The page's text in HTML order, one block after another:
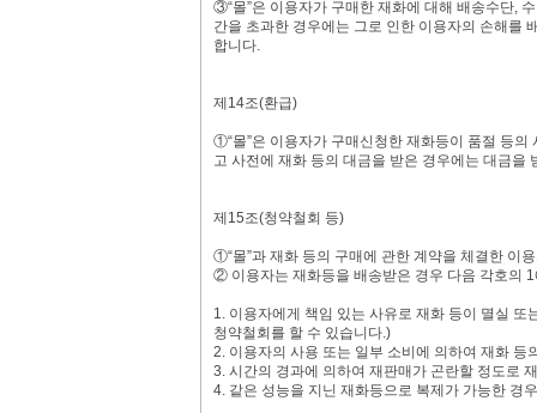
③“몰”은 이용자가 구매한 재화에 대해 배송수단,
간을 초과한 경우에는 그로 인한 이용자의 손해를
합니다.
제14조(환급)
①“몰”은 이용자가 구매신청한 재화등이 품절 등
고 사전에 재화 등의 대금을 받은 경우에는 대금을
제15조(청약철회 등)
①“몰”과 재화 등의 구매에 관한 계약을 체결한 이
② 이용자는 재화등을 배송받은 경우 다음 각호의
1. 이용자에게 책임 있는 사유로 재화 등이 멸실
청약철회를 할 수 있습니다.)
2. 이용자의 사용 또는 일부 소비에 의하여 재화 등
3. 시간의 경과에 의하여 재판매가 곤란할 정도로
4. 같은 성능을 지닌 재화등으로 복제가 가능한 경